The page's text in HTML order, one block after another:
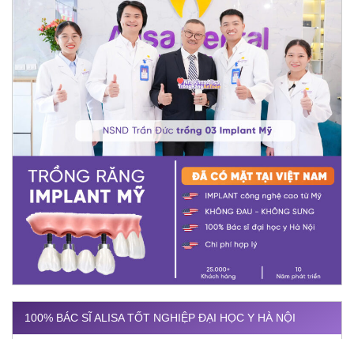
100% BÁC SĨ ALISA TỐT NGHIỆP ĐẠI HỌC Y HÀ NỘI